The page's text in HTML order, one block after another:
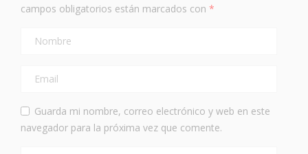
campos obligatorios están marcados con *
Guarda mi nombre, correo electrónico y web en este
navegador para la próxima vez que comente.